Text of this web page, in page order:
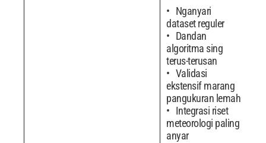
Nganyari
dataset reguler
Dandan
algoritma sing
terus-terusan
Validasi
ekstensif marang
pangukuran lemah
Integrasi riset
meteorologi paling
anyar